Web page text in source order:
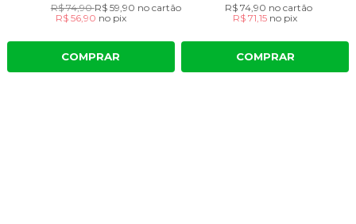
R$ 74,90R$ 59,90 no cartão
R$ 56,90 no pix
COMPRAR
R$ 74,90 no cartão
R$ 71,15 no pix
COMPRAR